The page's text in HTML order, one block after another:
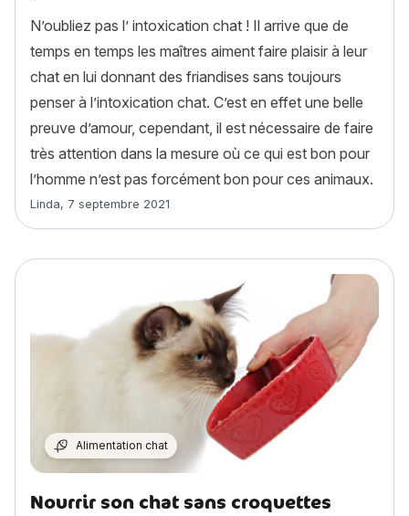
N’oubliez pas l’ intoxication chat ! Il arrive que de
temps en temps les maîtres aiment faire plaisir à leur
chat en lui donnant des friandises sans toujours
penser à l’intoxication chat. C’est en effet une belle
preuve d’amour, cependant, il est nécessaire de faire
très attention dans la mesure où ce qui est bon pour
l’homme n’est pas forcément bon pour ces animaux.
Article rédigé par
Linda, 7 septembre 2021
Alimentation chat
Nourrir son chat sans croquettes